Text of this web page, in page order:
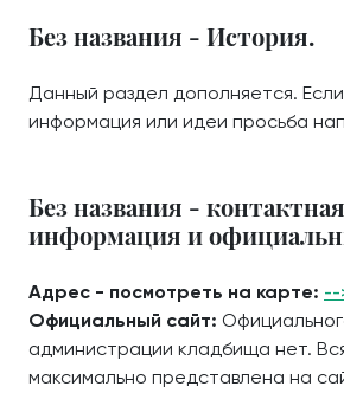
Без названия - История.
Данный раздел дополняется.
информация или идеи просьба
Без названия - контактная
информация и
Адрес - посмотреть на карте: --
Официальный сайт:
администрации кладбища нет.
максимально представлена на